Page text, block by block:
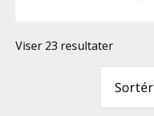
Viser 23 resultaterSorteret
efter
seneste